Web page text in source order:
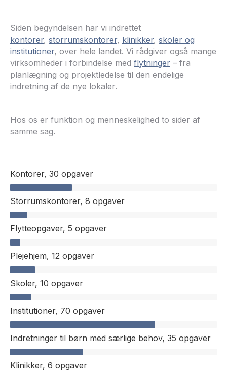
Siden begyndelsen har vi indrettet
kontorer, storrumskontorer, klinikker, skoler og
institutioner, over hele landet. Vi rådgiver også mange
virksomheder i forbindelse med flytninger – fra
planlægning og projektledelse til den endelige
indretning af de nye lokaler.
Hos os er funktion og menneskelighed to sider af
samme sag.
Kontorer, 30 opgaver
Storrumskontorer, 8 opgaver
Flytteopgaver, 5 opgaver
Plejehjem, 12 opgaver
Skoler, 10 opgaver
Institutioner, 70 opgaver
Indretninger til børn med særlige behov, 35 opgaver
Klinikker, 6 opgaver